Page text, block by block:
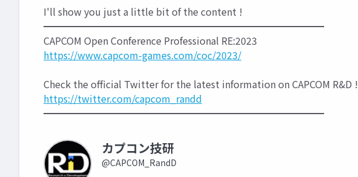
I'll show you just a little bit of the content !
━━━━━━━━━━━━━━━━━━━━━━━━━━━━━
CAPCOM Open Conference Professional RE:2023
https://www.capcom-games.com/coc/2023/
Check the official Twitter for the latest information on CAPCOM R&D !
https://twitter.com/capcom_randd
━━━━━━━━━━━━━━━━━━━━━━━━━━━━━
カプコン技研
@CAPCOM_RandD